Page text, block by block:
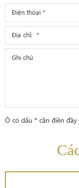
Ô có dấu * cần điền